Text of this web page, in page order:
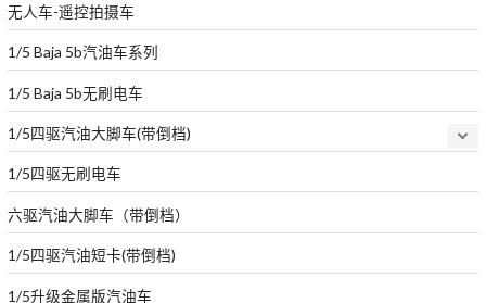
无人车-遥控拍摄车
1/5 Baja 5b汽油车系列
1/5 Baja 5b无刷电车
1/5四驱汽油大脚车(带倒档)
1/5四驱无刷电车
六驱汽油大脚车（带倒档）
1/5四驱汽油短卡(带倒档)
1/5升级金属版汽油车